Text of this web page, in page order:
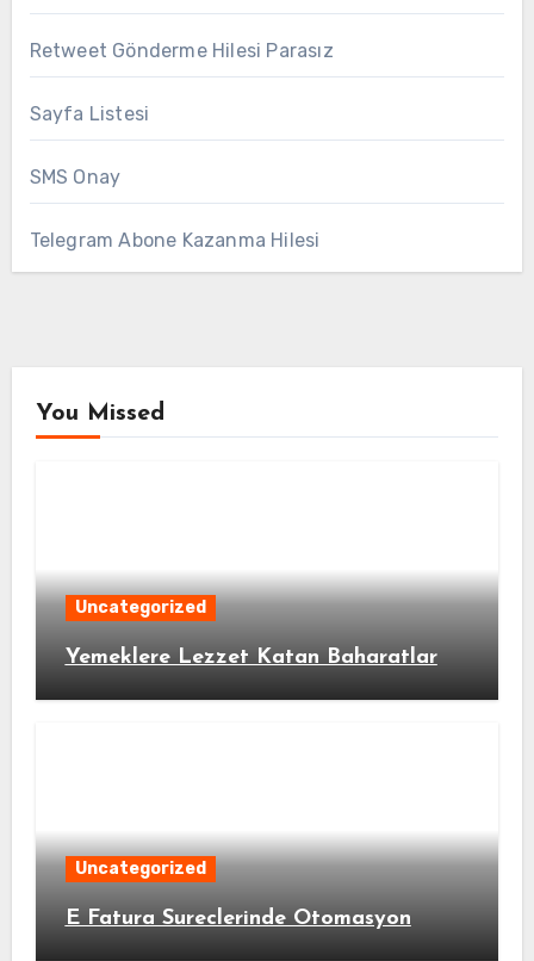
Retweet Gönderme Hilesi Parasız
Sayfa Listesi
SMS Onay
Telegram Abone Kazanma Hilesi
You Missed
Uncategorized
Yemeklere Lezzet Katan Baharatlar
Uncategorized
E Fatura Sureclerinde Otomasyon